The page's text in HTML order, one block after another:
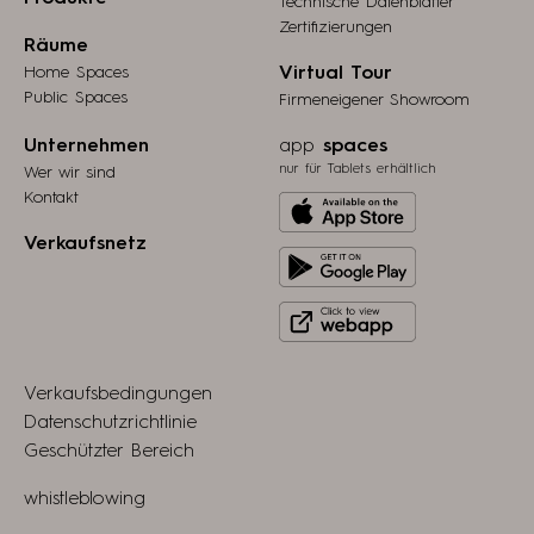
Räume
Home Spaces
Public Spaces
Zertifizierungen
Virtual Tour
Firmeneigener Showroom
Unternehmen
Wer wir sind
Kontakt
Verkaufsnetz
app spaces
nur für Tablets erhältlich
from
store
it
Play
to
Verkaufsbedingungen
Datenschutzrichtlinie
Geschützter Bereich
whistleblowing